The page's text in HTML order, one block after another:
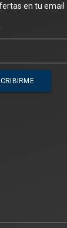
en tu email